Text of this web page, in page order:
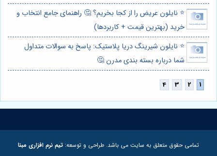
⭐️ نایلون عریض را از کجا بخریم؟ 🤔 راهنمای جامع انتخاب و
خرید (بهترین قیمت + کاربردها)
⭐️ نایلون شیرینگ دریا پلاستیک: پاسخ به سوالات متداول
شما درباره بسته بندی مدرن 🤔
تمامی حقوق متعلق به سایت می باشد. طراحی و توسعه: تیم نرم افزاری مبنا